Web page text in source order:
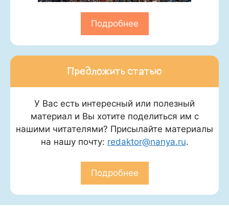
Подробнее
Предложить статью
У Вас есть интересный или полезный
материал и Вы хотите поделиться им с
нашими читателями? Присылайте материалы
на нашу почту: redaktor@nanya.ru.
Подробнее